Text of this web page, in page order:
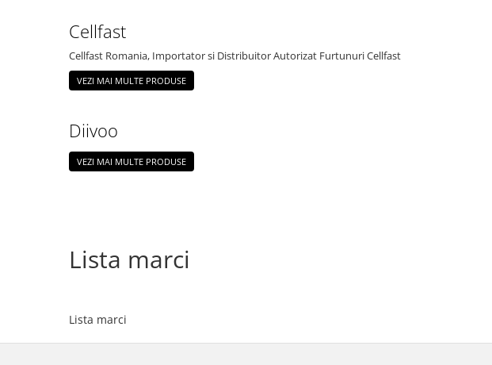
Cellfast
Cellfast Romania, Importator si Distribuitor Autorizat Furtunuri Cellfast
VEZI MAI MULTE PRODUSE
Diivoo
VEZI MAI MULTE PRODUSE
Lista marci
Lista marci